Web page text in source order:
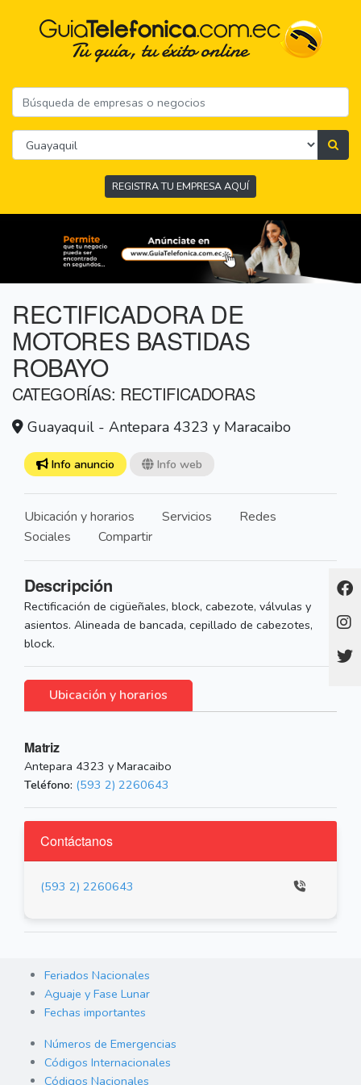
REGISTRA TU EMPRESA AQUÍ
RECTIFICADORA DE
MOTORES BASTIDAS
ROBAYO
CATEGORÍAS: RECTIFICADORAS
Guayaquil - Antepara 4323 y Maracaibo
Info anuncio Info web
Ubicación y horarios Servicios
Redes
Sociales
Compartir
Descripción
Rectificación de cigüeñales, block, cabezote, válvulas y
asientos. Alineada de bancada, cepillado de cabezotes,
block.
Ubicación y horarios
Matriz
Antepara 4323 y Maracaibo
Teléfono: (593 2) 2260643
Contáctanos
(593 2) 2260643
Feriados Nacionales
Aguaje y Fase Lunar
Fechas importantes
Números de Emergencias
Códigos Internacionales
Códigos Nacionales